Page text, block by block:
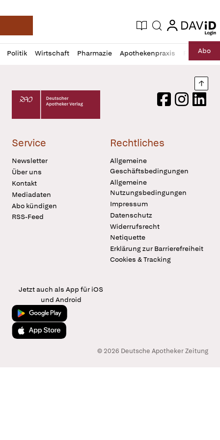
Deutsche Apotheker Zeitung
Aktuelle Ausgabe
Suche login
login
Politik Wirtschaft Pharmazie Apothekenpraxis RechtAbo
Profil
öffnen
Daz
Pur
Deutscher Apotheker Verlag Logo
FacebookInstagram
Service
Newsletter
Über uns
Kontakt
Mediadaten
Abo kündigen
RSS-Feed
Rechtliches
Allgemeine
Geschäftsbedingungen
Allgemeine
Nutzungsbedingungen
Impressum
Datenschutz
Widerrufsrecht
Netiquette
Erklärung zur Barrierefreiheit
Cookies & Tracking
Jetzt auch als App für iOS
und Android
Jetzt bei Google Play
Laden im App Store
© 2026 Deutsche Apotheker Zeitung